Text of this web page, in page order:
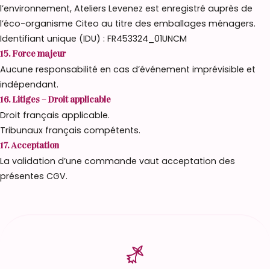
l’environnement, Ateliers Levenez est enregistré auprès de
l’éco-organisme Citeo au titre des emballages ménagers.
Identifiant unique (IDU) : FR453324_01UNCM
15. Force majeur
Aucune responsabilité en cas d’événement imprévisible et
indépendant.
16. Litiges – Droit applicable
Droit français applicable.
Tribunaux français compétents.
17. Acceptation
La validation d’une commande vaut acceptation des
présentes CGV.